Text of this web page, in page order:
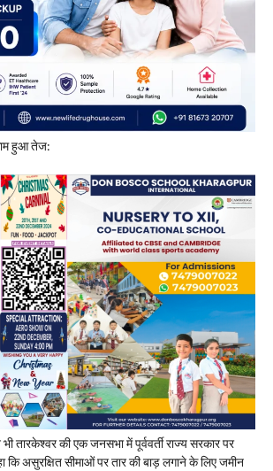
हुआ तेज:
भी तारकेश्वर की एक जनसभा में पूर्ववर्ती राज्य सरकार पर
कि असुरक्षित सीमाओं पर तार की बाड़ लगाने के लिए जमीन